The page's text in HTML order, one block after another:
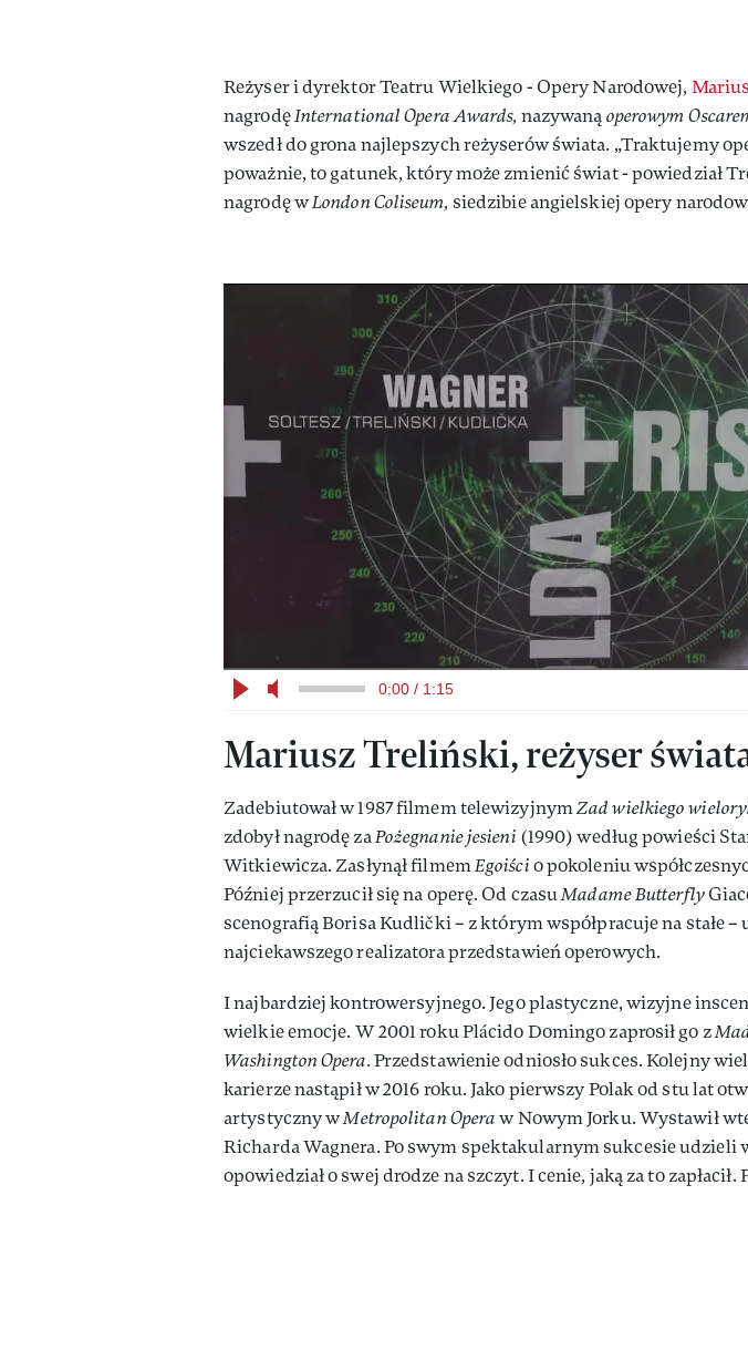
Reżyser i dyrektor Teatru Wielkiego - Opery Narodowej,
nagrodęInternational Opera Awards, nazywanąoperowym
wszedł do grona najlepszych reżyserów świata. „Traktujemy
poważnie, to gatunek, który może zmienić świat - powiedział
nagrodę wLondon Coliseum, siedzibie angielskiej opery
0:00 / 1:15
Mariusz Treliński, reżyser
Zadebiutował w 1987 filmem telewizyjnymZad wielkiego
zdobył nagrodę zaPożegnanie jesieni (1990) według powieści
Witkiewicza. Zasłynął filmemEgoiścio pokoleniu
Później przerzucił się na operę. Od czasuMadame Butterfly
scenografią Borisa Kudlički – z którym współpracuje na stałe –
najciekawszego realizatora przedstawień operowych.
I najbardziej kontrowersyjnego. Jego plastyczne, wizyjne
wielkie emocje. W 2001 roku Plácido Domingo zaprosił go z
Washington Opera.Przedstawienie odniosło sukces. Kolejny
karierze nastąpił w 2016 roku. Jako pierwszy Polak od stu lat
artystyczny wMetropolitan Operaw Nowym Jorku. Wystawił
Richarda Wagnera. Po swym spektakularnym sukcesie
opowiedział o swej drodze na szczyt. I cenie, jaką za to zapłacił.